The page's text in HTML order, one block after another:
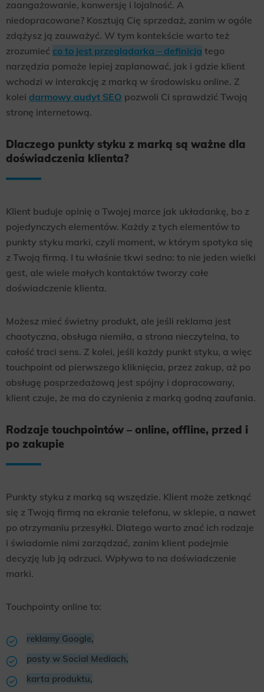
zaangażowanie, konwersję i lojalność. A
niedopracowane? Kosztują Cię sprzedaż, zanim w ogóle
zdążysz ją zauważyć. W tym kontekście warto też
zrozumieć co to jest przeglądarka – definicja tego
narzędzia pomoże lepiej zaplanować, jak i gdzie klient
wchodzi w interakcję z marką w środowisku online. Z
kolei darmowy audyt SEO pozwoli Ci sprawdzić Twoją
stronę internetową.
Dlaczego punkty styku z marką są ważne dla
doświadczenia klienta?
Klient buduje opinię o Twojej marce jak układankę, bo z
pojedynczych elementów. Każdy z tych elementów to
punkty styku marki, czyli moment, w którym spotyka się
z Twoją firmą. I tu właśnie tkwi sedno: to nie jeden wielki
gest, ale wiele małych kontaktów tworzy całe
doświadczenie klienta.
Możesz mieć świetny produkt, ale jeśli reklama jest
chaotyczna, obsługa niemiła, a strona nieczytelna, to
całość traci sens. Z kolei, jeśli każdy punkt styku, a więc
touchpoint od pierwszego kliknięcia, przez zakup, aż po
obsługę posprzedażową jest spójny i dopracowany,
klient czuje, że ma do czynienia z marką godną zaufania.
Rodzaje touchpointów – online, offline, przed i
po zakupie
Punkty styku z marką są wszędzie. Klient może zetknąć
się z Twoją firmą na ekranie telefonu, w sklepie, a nawet
po otrzymaniu przesyłki. Dlatego warto znać ich rodzaje
i świadomie nimi zarządzać, zanim klient podejmie
decyzję lub ją odrzuci. Wpływa to na doświadczenie
marki.
Touchpointy online to:
reklamy Google,
posty w Social Mediach,
karta produktu,